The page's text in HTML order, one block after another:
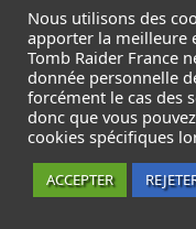
Nous utilisons des
apporter la meilleure
Tomb Raider France
donnée personnelle
forcément le cas des
donc que vous
cookies spécifiques
ACCEPTER
ACCUEIL- TOMB
CATALYST -
Suivez